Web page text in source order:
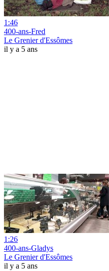
1:46
400-ans-Fred
Le Grenier d'Essômes
il y a 5 ans
1:26
400-ans-Gladys
Le Grenier d'Essômes
il y a 5 ans